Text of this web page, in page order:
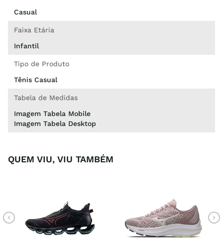
Casual
Faixa Etária
Infantil
Tipo de Produto
Tênis Casual
Tabela de Medidas
Imagem Tabela Mobile
Imagem Tabela Desktop
QUEM VIU, VIU TAMBÉM